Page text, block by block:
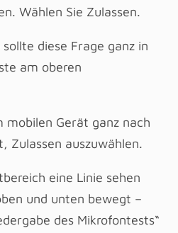
Wählen Sie Zulassen.
diese Frage ganz in
am oberen
mobilen Gerät ganz nach
Zulassen auszuwählen.
eine Linie sehen
und unten bewegt –
des Mikrofontests“